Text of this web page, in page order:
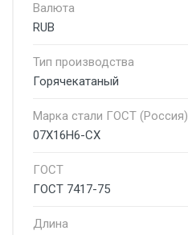
Валюта
RUB
Тип производства
Горячекатаный
Марка стали ГОСТ (Россия)
07Х16Н6-СХ
ГОСТ
ГОСТ 7417-75
Длина